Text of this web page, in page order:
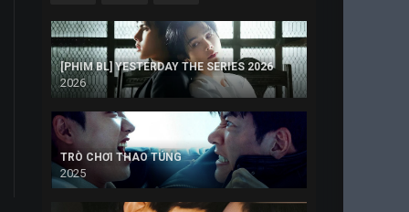
[PHIM BL] YESTERDAY THE SERIES 2026
2026
TRÒ CHƠI THAO TÚNG
2025